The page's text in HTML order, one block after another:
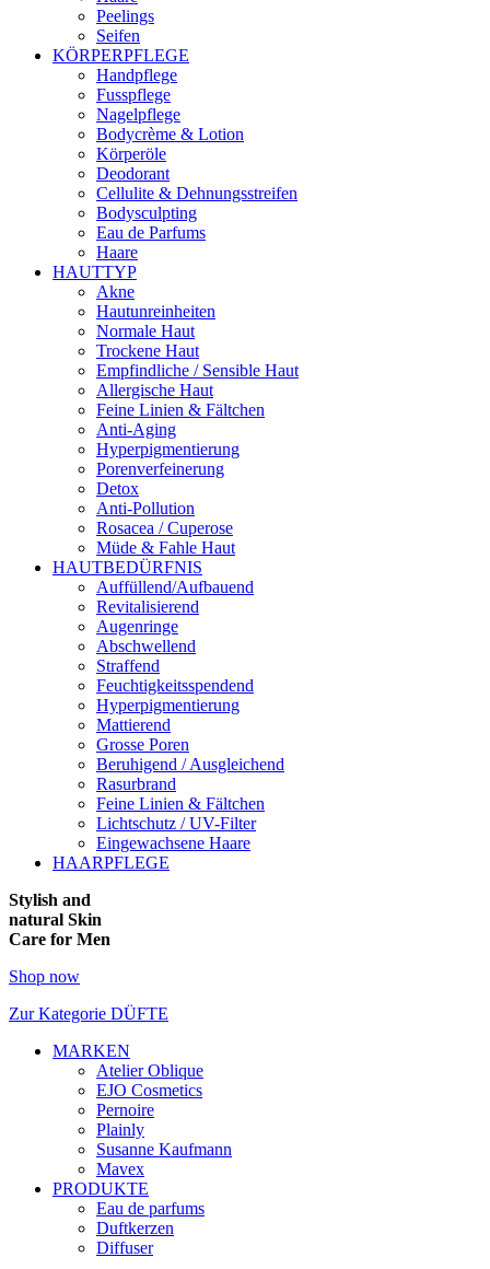
Peelings
Seifen
KÖRPERPFLEGE
Handpflege
Fusspflege
Nagelpflege
Bodycrème & Lotion
Körperöle
Deodorant
Cellulite & Dehnungsstreifen
Bodysculpting
Eau de Parfums
Haare
HAUTTYP
Akne
Hautunreinheiten
Normale Haut
Trockene Haut
Empfindliche / Sensible Haut
Allergische Haut
Feine Linien & Fältchen
Anti-Aging
Hyperpigmentierung
Porenverfeinerung
Detox
Anti-Pollution
Rosacea / Cuperose
Müde & Fahle Haut
HAUTBEDÜRFNIS
Auffüllend/Aufbauend
Revitalisierend
Augenringe
Abschwellend
Straffend
Feuchtigkeitsspendend
Hyperpigmentierung
Mattierend
Grosse Poren
Beruhigend / Ausgleichend
Rasurbrand
Feine Linien & Fältchen
Lichtschutz / UV-Filter
Eingewachsene Haare
HAARPFLEGE
Stylish and
natural Skin
Care for Men
Shop now
Zur Kategorie DÜFTE
MARKEN
Atelier Oblique
EJO Cosmetics
Pernoire
Plainly
Susanne Kaufmann
Mavex
PRODUKTE
Eau de parfums
Duftkerzen
Diffuser